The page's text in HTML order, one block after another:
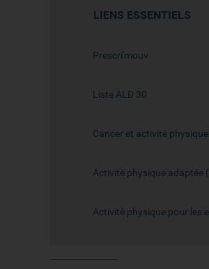
LIENS ESSENTIELS
Prescri'mouv
Liste ALD 30
Cancer et activité physique